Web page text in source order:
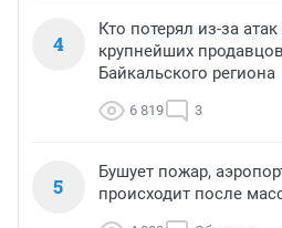
4
Кто потерял из-за
крупнейших
Байкальского региона
6 819 3
5
Бушует пожар,
происходит после